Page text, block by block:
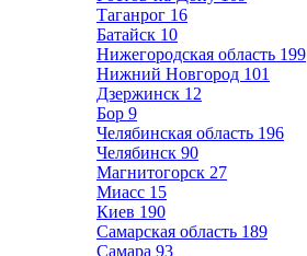
Таганрог 16
Батайск 10
Нижегородская область 199
Нижний Новгород 101
Дзержинск 12
Бор 9
Челябинская область 196
Челябинск 90
Магнитогорск 27
Миасс 15
Киев 190
Самарская область 189
Самара 93